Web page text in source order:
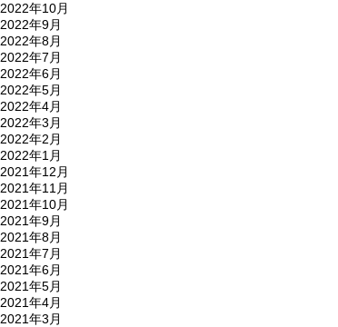
2022年10月
2022年9月
2022年8月
2022年7月
2022年6月
2022年5月
2022年4月
2022年3月
2022年2月
2022年1月
2021年12月
2021年11月
2021年10月
2021年9月
2021年8月
2021年7月
2021年6月
2021年5月
2021年4月
2021年3月